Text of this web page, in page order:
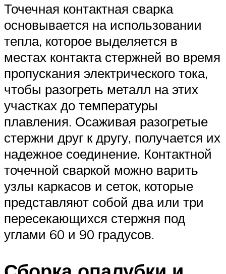
Точечная контактная сварка
основывается на использовании
тепла, которое выделяется в
местах контакта стержней во время
пропускания электрического тока,
чтобы разогреть металл на этих
участках до температуры
плавления. Осаживая разогретые
стержни друг к другу, получается их
надежное соединение. Контактной
точечной сваркой можно варить
узлы каркасов и сеток, которые
представляют собой два или три
пересекающихся стержня под
углами 60 и 90 градусов.